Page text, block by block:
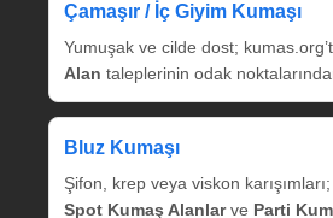
Çamaşır / İç Giyim Kumaşı
Yumuşak ve cilde dost;
Alan taleplerinin odak
Bluz Kumaşı
Şifon, krep veya viskon
Spot Kumaş Alanlarve Parti